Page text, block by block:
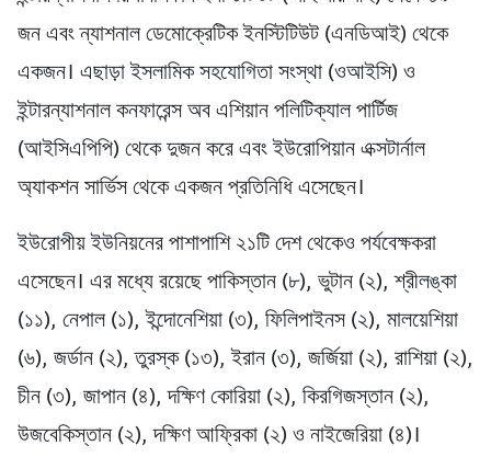
জন এবং ন্যাশনাল ডেমোক্রেটিক ইনস্টিটিউট (এনডিআই) থেকে
একজন। এছাড়া ইসলামিক সহযোগিতা সংস্থা (ওআইসি) ও
ইন্টারন্যাশনাল কনফারেন্স অব এশিয়ান পলিটিক্যাল পার্টিজ
(আইসিএপিপি) থেকে দুজন করে এবং ইউরোপিয়ান এক্সটার্নাল
অ্যাকশন সার্ভিস থেকে একজন প্রতিনিধি এসেছেন।
ইউরোপীয় ইউনিয়নের পাশাপাশি ২১টি দেশ থেকেও পর্যবেক্ষকরা
এসেছেন। এর মধ্যে রয়েছে পাকিস্তান (৮), ভুটান (২), শ্রীলঙ্কা
(১১), নেপাল (১), ইন্দোনেশিয়া (৩), ফিলিপাইনস (২), মালয়েশিয়া
(৬), জর্ডান (২), তুরস্ক (১৩), ইরান (৩), জর্জিয়া (২), রাশিয়া (২),
চীন (৩), জাপান (৪), দক্ষিণ কোরিয়া (২), কিরগিজস্তান (২),
উজবেকিস্তান (২), দক্ষিণ আফ্রিকা (২) ও নাইজেরিয়া (৪)।